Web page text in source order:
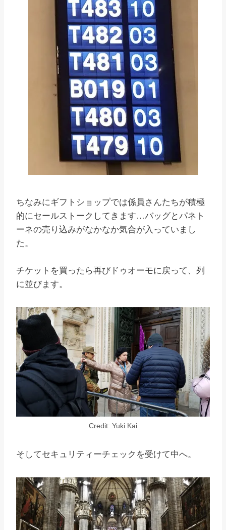
ちなみにギフトショップでは係員さんたちが積極
的にセールストークしてきます…バッグとパネト
ーネの売り込みがなかなか気合が入っていまし
た。
チケットを買ったら再びドゥオーモに戻って、列
に並びます。
Credit: Yuki Kai
そしてセキュリティーチェックを受けて中へ。